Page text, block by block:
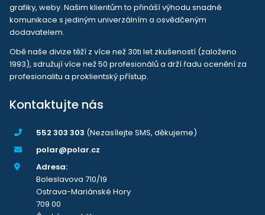
grafiky, weby. Našim klientům to přináší výhodu snadné
komunikace s jediným univerzálním a osvědčeným
dodavatelem.
Obě naše divize těží z více než 30ti let zkušeností (založeno
1993), sdružují více než 50 profesionálů a drží řadu ocenění za
profesionalitu a proklientský přístup.
Kontaktujte nás
552 303 303 (Nezasílejte SMS, děkujeme)
polar@polar.cz
Adresa:
Boleslavova 710/19
Ostrava-Mariánské Hory
709 00